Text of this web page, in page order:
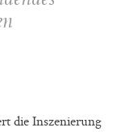
die Inszenierung